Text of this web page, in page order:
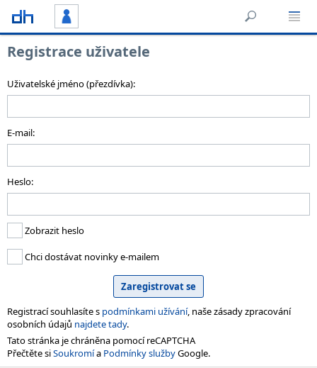
Registrace uživatele
Uživatelské jméno (přezdívka):
E-mail:
Heslo:
Zobrazit heslo
Chci dostávat novinky e-mailem
Registrací souhlasíte s podmínkami užívání, naše zásady zpracování
osobních údajů najdete tady.
Tato stránka je chráněna pomocí reCAPTCHA
Přečtěte siSoukromía Podmínky službyGoogle.